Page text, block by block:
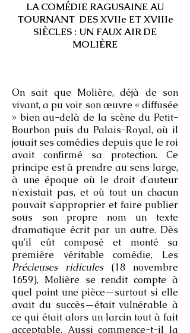
LA COMÉDIE RAGUSAINE AU
TOURNANT DES XVIIe ET XVIIIe
SIÈCLES : UN FAUX AIR DE
MOLIÈRE
On sait que Molière, déjà de son
vivant, a pu voir son œuvre « diffusée
» bien au-delà de la scène du Petit-
Bourbon puis du Palais-Royal, où il
jouait ses comédies depuis que le roi
avait confirmé sa protection. Ce
principe est à prendre au sens large,
à une époque où le droit d'auteur
n'existait pas, et où tout un chacun
pouvait s'approprier et faire publier
sous son propre nom un texte
dramatique écrit par un autre. Dès
qu'il eût composé et monté sa
première véritable comédie, Les
Précieuses ridicules(18 novembre
1659), Molière se rendit compte à
quel point une pièce—surtout si elle
avait du succès—était vulnérable à
ce qui était alors un larcin tout à fait
acceptable. Aussi commence-t-il la